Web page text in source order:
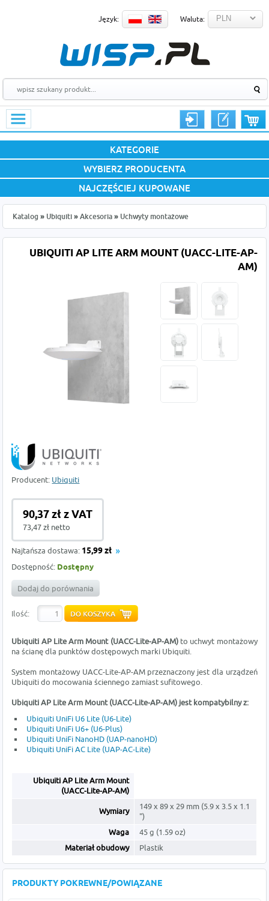
Język: Waluta:
KATEGORIE
WYBIERZ PRODUCENTA
NAJCZĘŚCIEJ KUPOWANE
Katalog » Ubiquiti » Akcesoria » Uchwyty montażowe
UBIQUITI AP LITE ARM MOUNT (UACC-LITE-AP-
AM)
Producent: Ubiquiti
90,37 zł z VAT
73,47 zł netto
Najtańsza dostawa: 15,99 zł
Dostępność: Dostępny
Dodaj do porównania
Ilość:
Ubiquiti AP Lite Arm Mount (UACC-Lite-AP-AM)to uchwyt montażowy
na ścianę dla punktów dostępowych marki Ubiquiti.
System montażowy UACC-Lite-AP-AM przeznaczony jest dla urządzeń
Ubiquiti do mocowania ściennego zamiast sufitowego.
Ubiquiti AP Lite Arm Mount (UACC-Lite-AP-AM) jest kompatybilny z:
Ubiquiti UniFi U6 Lite (U6-Lite)
Ubiquiti UniFi U6+ (U6-Plus)
Ubiquiti UniFi NanoHD (UAP-nanoHD)
Ubiquiti UniFi AC Lite (UAP-AC-Lite)
Ubiquiti AP Lite Arm Mount
(UACC-Lite-AP-AM)
Wymiary
149 x 89 x 29 mm (5.9 x 3.5 x 1.1
")
Waga
45 g (1.59 oz)
Materiał obudowy
Plastik
PRODUKTY POKREWNE/POWIĄZANE